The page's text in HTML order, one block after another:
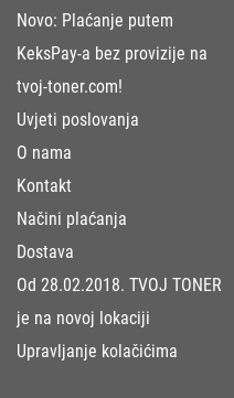
Novo: Plaćanje putem
KeksPay-a bez provizije na
tvoj-toner.com!
Uvjeti poslovanja
O nama
Kontakt
Načini plaćanja
Dostava
Od 28.02.2018. TVOJ TONER
je na novoj lokaciji
Upravljanje kolačićima